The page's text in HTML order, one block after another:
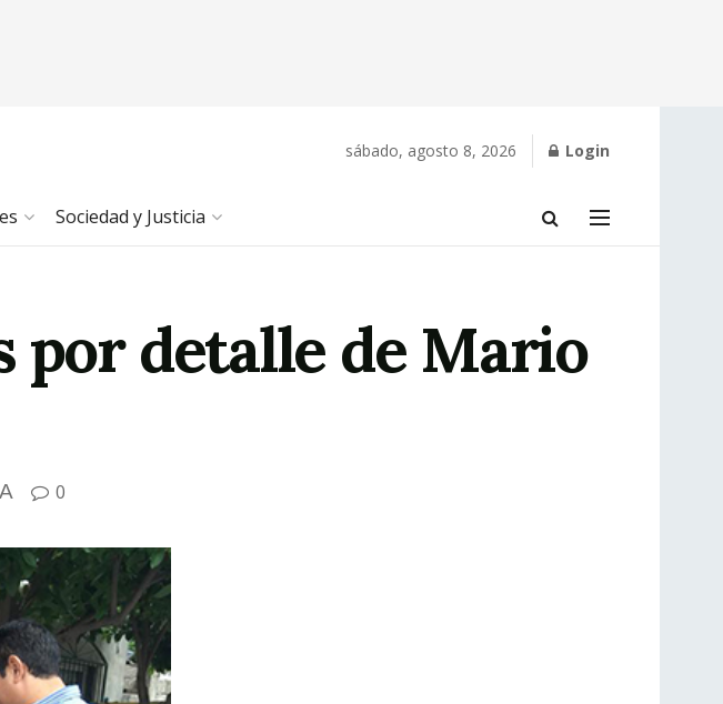
sábado, agosto 8, 2026 Login
Sociedad y Justicia
por detalle de Mario
A 0